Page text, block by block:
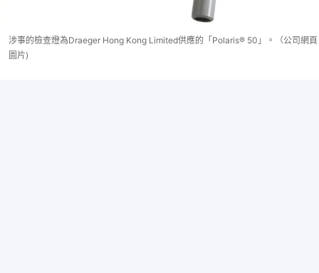
涉事的檢查燈為Draeger Hong Kong Limited供應的「Polaris® 50」。（公司網頁
圖片)